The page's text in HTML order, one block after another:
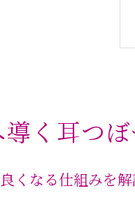
く耳つ
くなる仕組みを